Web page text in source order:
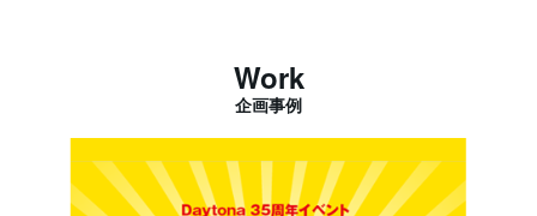
Work
企画事例